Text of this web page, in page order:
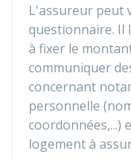
L'assureur peut
questionnaire. Il
à fixer le
communiquer
concernant
personnelle
coordonnées,...)
logement à